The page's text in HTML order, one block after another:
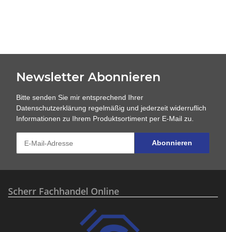
Newsletter Abonnieren
Bitte senden Sie mir entsprechend Ihrer
Datenschutzerklärung regelmäßig und jederzeit widerruflich
Informationen zu Ihrem Produktsortiment per E-Mail zu.
Abonnieren
Scherr Fachhandel Online